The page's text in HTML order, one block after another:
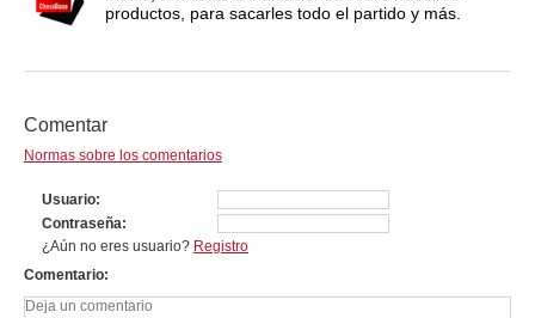
productos, para sacarles todo el partido y más.
Comentar
Normas sobre los comentarios
Usuario
Contraseña
¿Aún no eres usuario? Registro
Comentario